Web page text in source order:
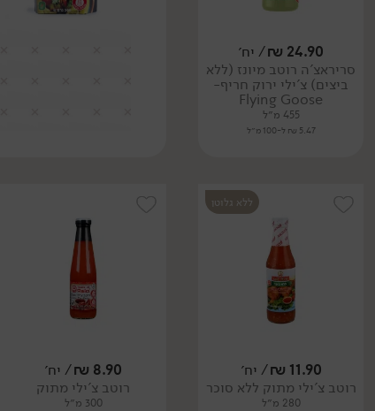
24.90
₪/ יח׳
סריראצ'ה רוטב מיונז (ללא
ביצים) צ'ילי ירוק חריף-
Flying Goose
455 מ״ל
5.47 ₪ ל-100 מ״ל
ללא גלוטן
11.90
₪/ יח׳
רוטב צ'ילי מתוק ללא סוכר
280 מ״ל
8.90
₪/ יח׳
רוטב צ'ילי מתוק
300 מ״ל